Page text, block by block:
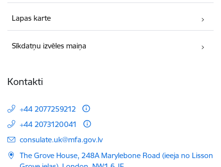
Lapas karte
Sīkdatņu izvēles maiņa
Kontakti
+44 2077259212
+44 2073120041
E-pasts:
consulate.uk@mfa.gov.lv
The Grove House, 248A Marylebone Road (ieeja no Lisson